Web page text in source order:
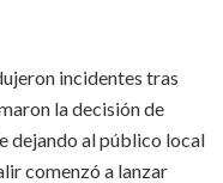
incidentes tras
la decisión de
dejando al público local
comenzó a lanzar